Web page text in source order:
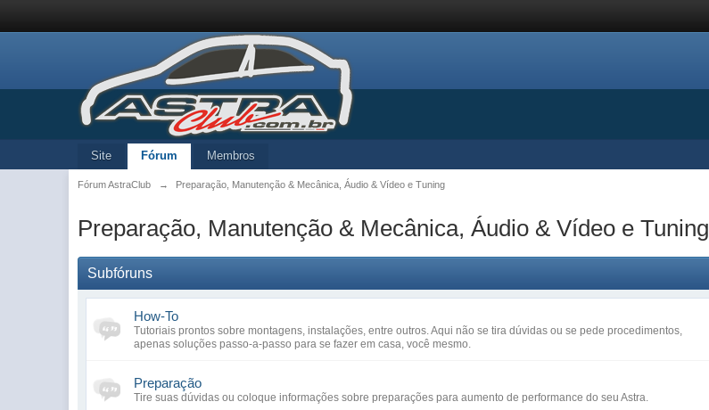
Site Fórum Membros
Fórum AstraClub → Preparação, Manutenção & Mecânica, Áudio & Vídeo e Tuning
Preparação, Manutenção & Mecânica, Áudio & Vídeo e Tuning
Subfóruns
How-To
Tutoriais prontos sobre montagens, instalações, entre outros. Aqui não se tira dúvidas ou se pede procedimentos,
apenas soluções passo-a-passo para se fazer em casa, você mesmo.
Preparação
Tire suas dúvidas ou coloque informações sobre preparações para aumento de performance do seu Astra.